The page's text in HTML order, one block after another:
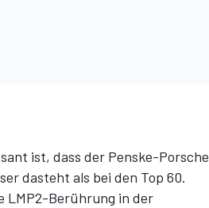
ist, dass der Penske-Porsche
dasteht als bei den Top 60.
LMP2-Berührung in der